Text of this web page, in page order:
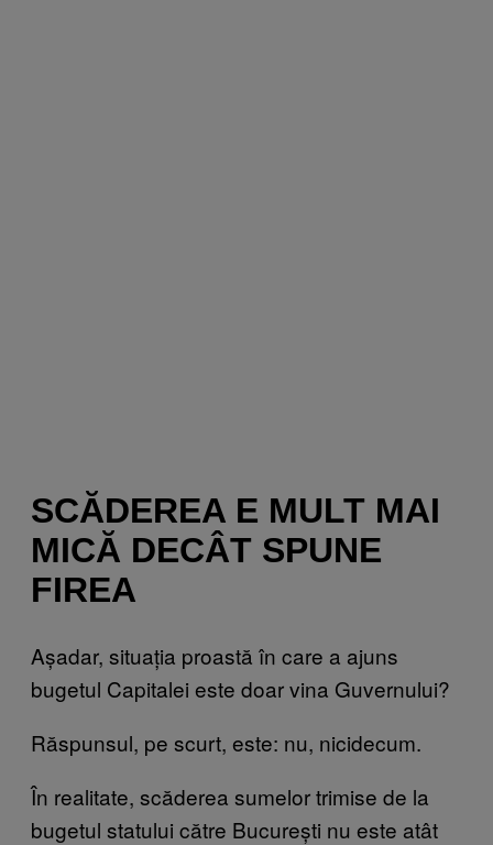
SCĂDEREA E MULT MAI
MICĂ DECÂT SPUNE
FIREA
Așadar, situația proastă în care a ajuns
bugetul Capitalei este doar vina Guvernului?
Răspunsul, pe scurt, este: nu, nicidecum.
În realitate, scăderea sumelor trimise de la
bugetul statului către București nu este atât